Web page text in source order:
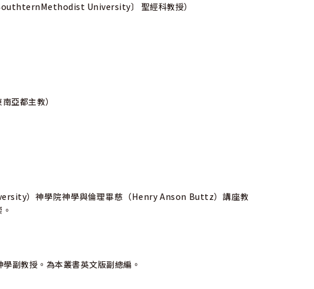
University〕 聖經科教授）
亞都主教）
）神學院神學與倫理畢慈（Henry Anson Buttz）講座教
副教授。為本叢書英文版副總編。